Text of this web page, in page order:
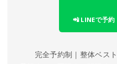
📲 LINEで予約
完全予約制｜整体ベス